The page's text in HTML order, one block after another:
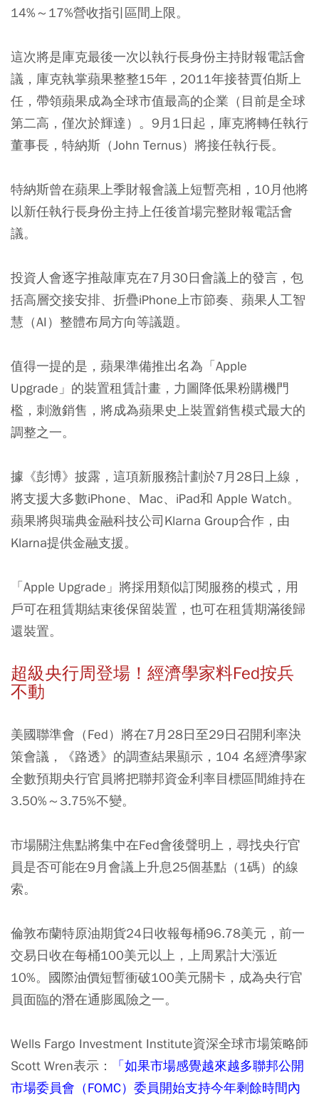
14%～17%營收指引區間上限。
這次將是庫克最後一次以執行長身份主持財報電話會
議，庫克執掌蘋果整整15年，2011年接替賈伯斯上
任，帶領蘋果成為全球市值最高的企業（目前是全球
第二高，僅次於輝達）。9月1日起，庫克將轉任執行
董事長，特納斯（John Ternus）將接任執行長。
特納斯曾在蘋果上季財報會議上短暫亮相，10月他將
以新任執行長身份主持上任後首場完整財報電話會
議。
投資人會逐字推敲庫克在7月30日會議上的發言，包
括高層交接安排、折疊iPhone上市節奏、蘋果人工智
慧（AI）整體布局方向等議題。
值得一提的是，蘋果準備推出名為「Apple
Upgrade」的裝置租賃計畫，力圖降低果粉購機門
檻，刺激銷售，將成為蘋果史上裝置銷售模式最大的
調整之一。
據《彭博》披露，這項新服務計劃於7月28日上線，
將支援大多數iPhone、Mac、iPad和 Apple Watch。
蘋果將與瑞典金融科技公司Klarna Group合作，由
Klarna提供金融支援。
「Apple Upgrade」將採用類似訂閱服務的模式，用
戶可在租賃期結束後保留裝置，也可在租賃期滿後歸
還裝置。
超級央行周登場！經濟學家料Fed按兵
不動
美國聯準會（Fed）將在7月28日至29日召開利率決
策會議，《路透》的調查結果顯示，104 名經濟學家
全數預期央行官員將把聯邦資金利率目標區間維持在
3.50%～3.75%不變。
市場關注焦點將集中在Fed會後聲明上，尋找央行官
員是否可能在9月會議上升息25個基點（1碼）的線
索。
倫敦布蘭特原油期貨24日收報每桶96.78美元，前一
交易日收在每桶100美元以上，上周累計大漲近
10%。國際油價短暫衝破100美元關卡，成為央行官
員面臨的潛在通膨風險之一。
Wells Fargo Investment Institute資深全球市場策略師
Scott Wren表示：
「如果市場感覺越來越多聯邦公開
市場委員會（FOMC）委員開始支持今年剩餘時間內